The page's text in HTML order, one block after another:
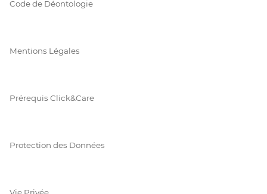
Code de Déontologie
Mentions Légales
Prérequis Click&Care
Protection des Données